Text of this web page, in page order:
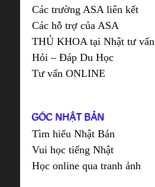
Các trường ASA liên kết
Các hỗ trợ của ASA
THỦ KHOA tại Nhật tư vấn
Hỏi – Đáp Du Học
Tư vấn ONLINE
GÓC NHẬT BẢN
Tìm hiểu Nhật Bản
Vui học tiếng Nhật
Học online qua tranh ảnh